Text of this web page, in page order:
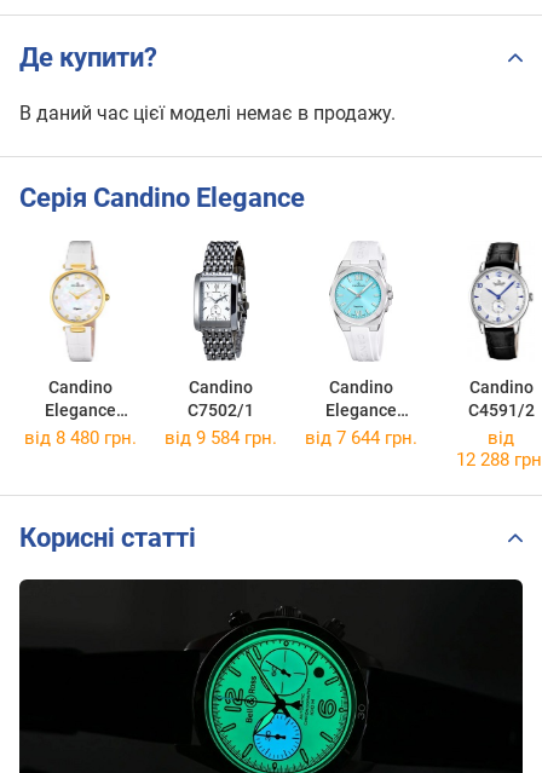
Де купити?
В даний час цієї моделі немає в продажу.
Серія Candino Elegance
Candino
Elegance
C4670/3
Candino
C7502/1
Candino
Elegance
C4777/2
Candino
C4591/2
від 8 480 грн. від 9 584 грн. від 7 644 грн.
від
12 288
Корисні статті